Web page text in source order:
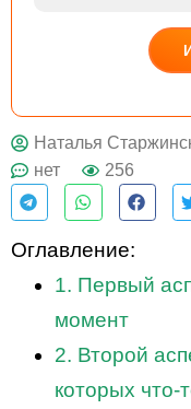
ДЕЙСТВУЙ
Наталья
нет
256
Оглавление:
1. Первый
момент
2. Второй
которых что-